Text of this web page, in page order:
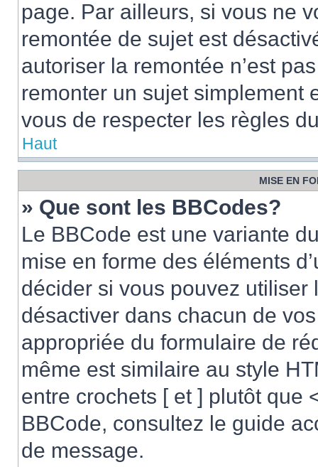
page. Par ailleurs, si vous ne
remontée de sujet est
autoriser la remontée n’est
remonter un sujet simplement
vous de respecter les règles
Haut
MISE EN
» Que sont les BBCodes?
Le BBCode est une variante
mise en forme des éléments
décider si vous pouvez
désactiver dans chacun de
appropriée du formulaire de
même est similaire au style
entre crochets [ et ] plutôt que
BBCode, consultez le guide
de message.